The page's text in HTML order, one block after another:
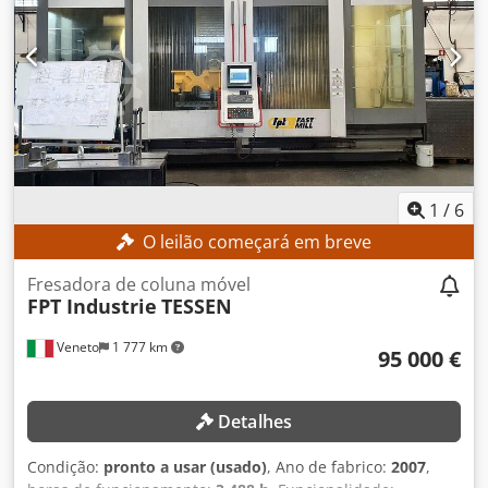
rpm • N.º de faixas de velocidade: 2 • Potência do motor
principal: 50 kW • Carregador automático de ferramentas:
Incluído • Posições no carregador de ferramentas: 60 •
Refrigeração interna: Incluído • Evacuador de cavacos:
Incluído • Volante eletrônico: Incluído • Tanque adicional
com filtro de papel: Incluído • Plataforma de operação:
Incluída • Enclausuramento com 4 portas deslizantes:
Incluído • Peso admissível sobre a mesa: 30.000 kg • Peso
1 / 6
O leilão começará em breve
Veneto 1 777 km
Fresadora de coluna móvel
FPT Industrie TESSEN
95 000 €
Detalhes
Condição: pronto a usar (usado), Ano de fabrico: 2007,